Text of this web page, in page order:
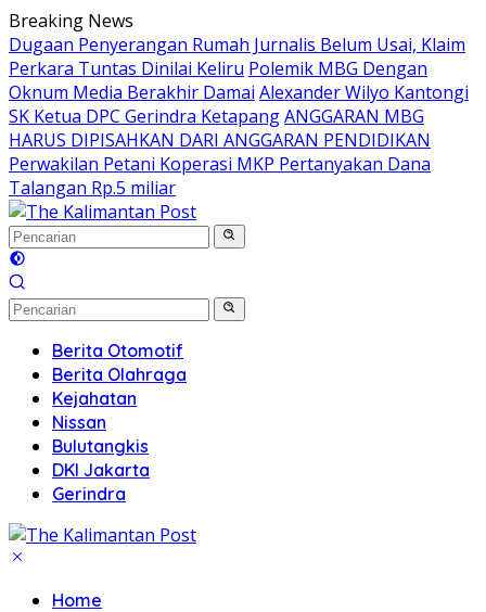
Langsung
ke
konten
Breaking News
Dugaan Penyerangan Rumah Jurnalis Belum Usai, Klaim
Perkara Tuntas Dinilai Keliru Polemik MBG Dengan
Oknum Media Berakhir Damai Alexander Wilyo Kantongi
SK Ketua DPC Gerindra KetapangANGGARAN MBG
HARUS DIPISAHKAN DARI ANGGARAN PENDIDIKAN
Perwakilan Petani Koperasi MKP Pertanyakan Dana
Talangan Rp.5 miliar
Berita Otomotif
Berita Olahraga
Kejahatan
Nissan
Bulutangkis
DKI Jakarta
Gerindra
Home